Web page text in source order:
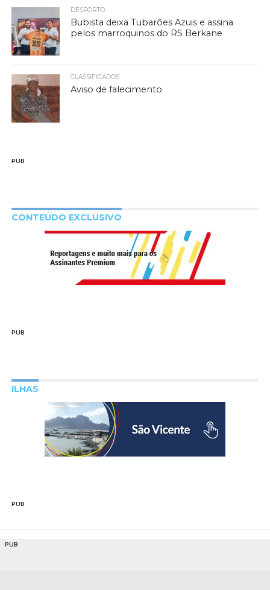
DESPORTO
Bubista deixa Tubarões Azuis e assina
pelos marroquinos do RS Berkane
CLASSIFICADOS
Aviso de falecimento
PUB
CONTEÚDO EXCLUSIVO
PUB
ILHAS
PUB
PUB